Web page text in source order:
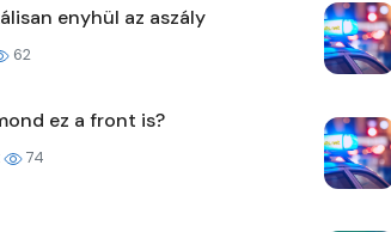
enyhül az aszály
62
ez a front is?
74